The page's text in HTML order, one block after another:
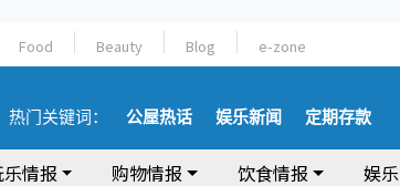
Food Beauty Blog e-zone
热门关键词： 公屋热话 娱乐新闻 定期存款
情报 购物情报 饮食情报 娱乐